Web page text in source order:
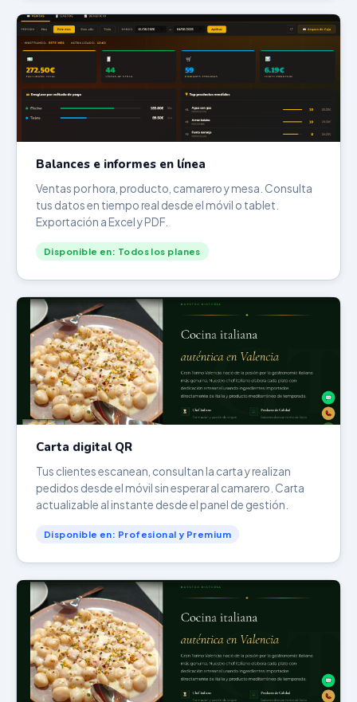
Balances e informes en línea
Ventas por hora, producto, camarero y mesa. Consulta
tus datos en tiempo real desde el móvil o tablet.
Exportación a Excel y PDF.
Disponible en: Todos los planes
Carta digital QR
Tus clientes escanean, consultan la carta y realizan
pedidos desde el móvil sin esperar al camarero. Carta
actualizable al instante desde el panel de gestión.
Disponible en: Profesional y Premium